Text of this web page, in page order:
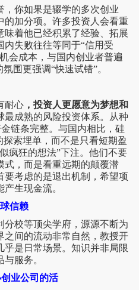
，你如果是辍学的多次创业
的加分项。许多投资人会看重
着他已经积累了经验、拓展
内失败往往等同于“信用受
会成本，与国内创业者普遍
围更强调“快速试错”。
耐心 ，投资人更愿意为梦想和
最成熟的风险投资体系。从种
链条完整。与国内相比，硅
探索埋单，而不是只看短期盈
疯狂的想法”下注。他们不要
式，而是看重远期的颠覆潜
要考虑的是退出机制，希望项
生现金流。
信赖
校等顶尖学府，源源不断为
之间的流动非常自然，教授开
是日常场景。知识并非局限
服务。
业公司的活